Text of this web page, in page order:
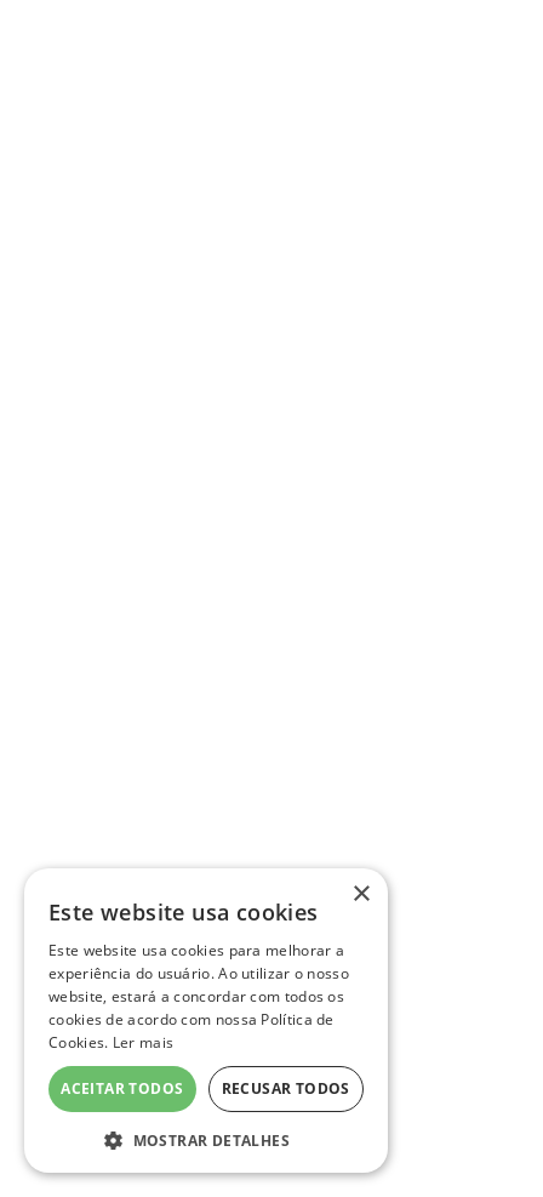
×
Este website usa cookies
Este website usa cookies para melhorar a
experiência do usuário. Ao utilizar o nosso
website, estará a concordar com todos os
cookies de acordo com nossa Política de
Cookies. Ler mais
ACEITAR TODOS RECUSAR TODOS
MOSTRAR DETALHES